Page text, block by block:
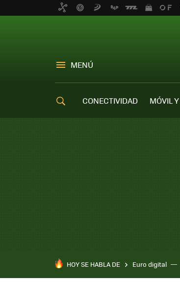
MENÚ
CONECTIVIDAD MÓVIL
HOY SE HABLA DE Euro digital